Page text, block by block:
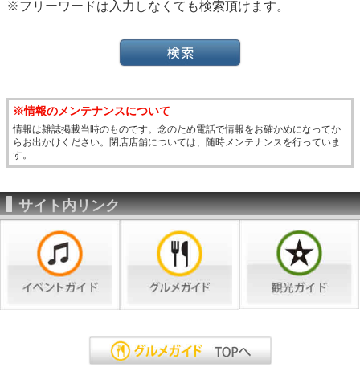
※フリーワードは入力しなくても検索頂けます。
※情報のメンテナンスについて
情報は雑誌掲載当時のものです。念のため電話で情報をお確かめになってか
らお出かけください。閉店店舗については、随時メンテナンスを行っていま
す。
サイト内リンク